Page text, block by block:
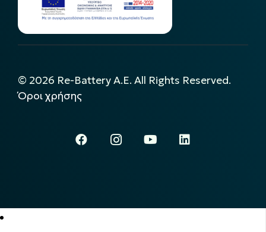
© 2026 Re-Battery A.E. All Rights Reserved.
Όροι χρήσης